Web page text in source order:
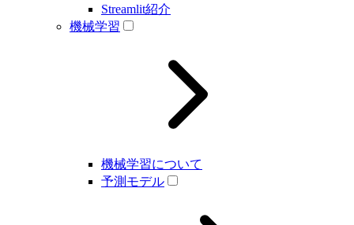
Streamlit紹介
機械学習
機械学習について
予測モデル